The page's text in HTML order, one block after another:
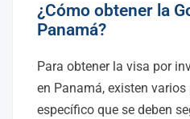
¿Cómo obtener la
Panamá?
Para obtener la visa por
en Panamá, existen
específico que se deben